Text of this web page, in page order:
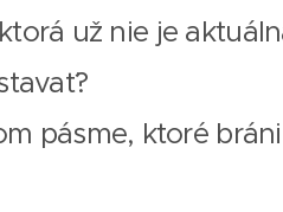
už nie je
pásme, ktoré